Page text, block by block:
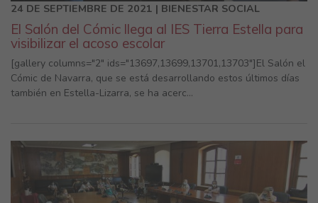
24 DE SEPTIEMBRE DE 2021 | BIENESTAR SOCIAL
El Salón del Cómic llega al IES Tierra Estella para
visibilizar el acoso escolar
[gallery columns="2" ids="13697,13699,13701,13703"]El Salón el
Cómic de Navarra, que se está desarrollando estos últimos días
también en Estella-Lizarra, se ha acerc...